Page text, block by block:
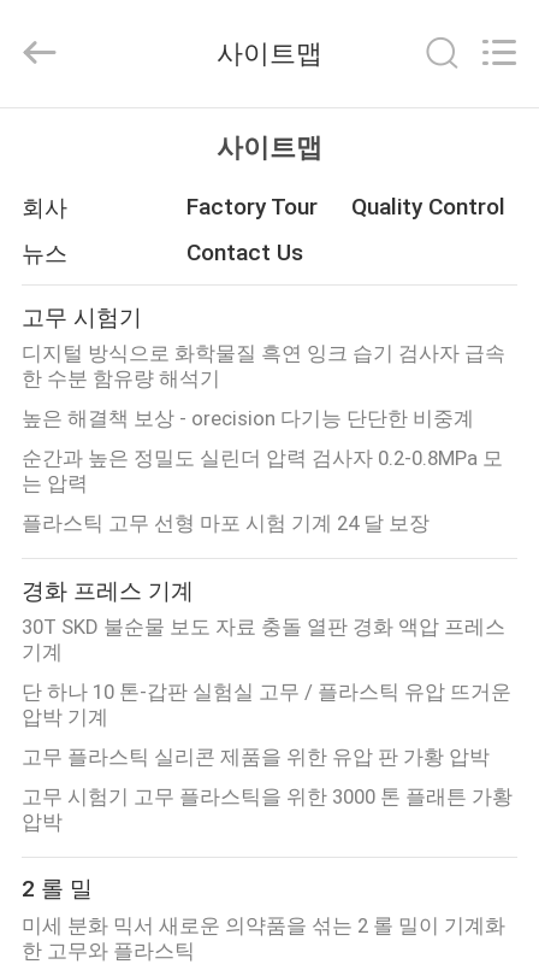
제
품
동
영
상
우
리
에
대
하
여
공
장
여
Dongguan
Zhongli
Co.,
사이트맵
사이트맵
회사 Factory Tour
Quality Control
뉴스
Contact Us
고무 시험기
디지털 방식으로 화학물질 흑연 잉크 습기 검사자 급속
한 수분 함유량 해석기
높은 해결책 보상 - orecision 다기능 단단한 비중계
순간과 높은 정밀도 실린더 압력 검사자 0.2-0.8MPa 모
는 압력
플라스틱 고무 선형 마포 시험 기계 24 달 보장
경화 프레스 기계
30T SKD 불순물 보도 자료 충돌 열판 경화 액압 프레스
기계
단 하나 10 톤-갑판 실험실 고무 / 플라스틱 유압 뜨거운
압박 기계
고무 플라스틱 실리콘 제품을 위한 유압 판 가황 압박
고무 시험기 고무 플라스틱을 위한 3000 톤 플래튼 가황
압박
2 롤 밀
미세 분화 믹서 새로운 의약품을 섞는 2 롤 밀이 기계화
한 고무와 플라스틱